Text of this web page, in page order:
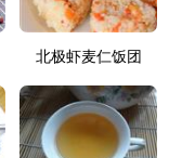
北极虾麦仁饭团